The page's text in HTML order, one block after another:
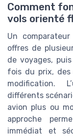
Comment
vols orienté
Un
offres de
de voyages,
fois du prix,
modification.
différents
avion plus ou
approche
immédiat et